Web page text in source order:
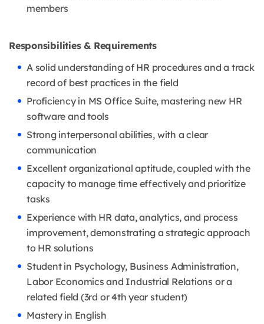
members
Responsibilities & Requirements
A solid understanding of HR procedures and a track
record of best practices in the field
Proficiency in MS Office Suite, mastering new HR
software and tools
Strong interpersonal abilities, with a clear
communication
Excellent organizational aptitude, coupled with the
capacity to manage time effectively and prioritize
tasks
Experience with HR data, analytics, and process
improvement, demonstrating a strategic approach
to HR solutions
Student in Psychology, Business Administration,
Labor Economics and Industrial Relations or a
related field (3rd or 4th year student)
Mastery in English